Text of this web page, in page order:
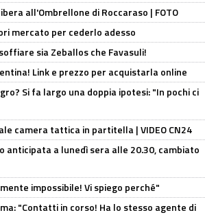
all'Ombrellone di Roccaraso | FOTO
mercato per cederlo adesso
sia Zeballos che Favasuli!
Link e prezzo per acquistarla online
Si fa largo una doppia ipotesi: "In pochi ci
camera tattica in partitella | VIDEO CN24
anticipata a lunedì sera alle 20.30, cambiato
impossibile! Vi spiego perché"
"Contatti in corso! Ha lo stesso agente di